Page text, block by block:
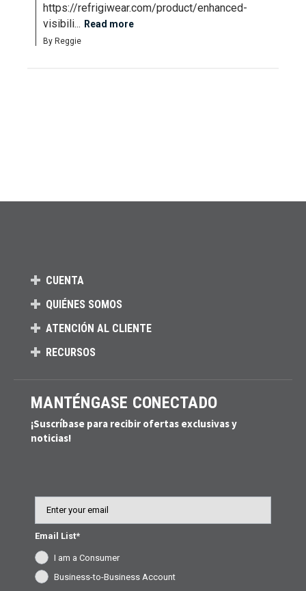
https://refrigiwear.com/product/enhanced-
visibili... Read more
By Reggie
CUENTA
QUIÉNES SOMOS
ATENCIÓN AL CLIENTE
RECURSOS
MANTÉNGASE CONECTADO
¡Suscríbase para recibir ofertas exclusivas y
noticias!
Email
Email List*
I am a Consumer
Business-to-Business Account